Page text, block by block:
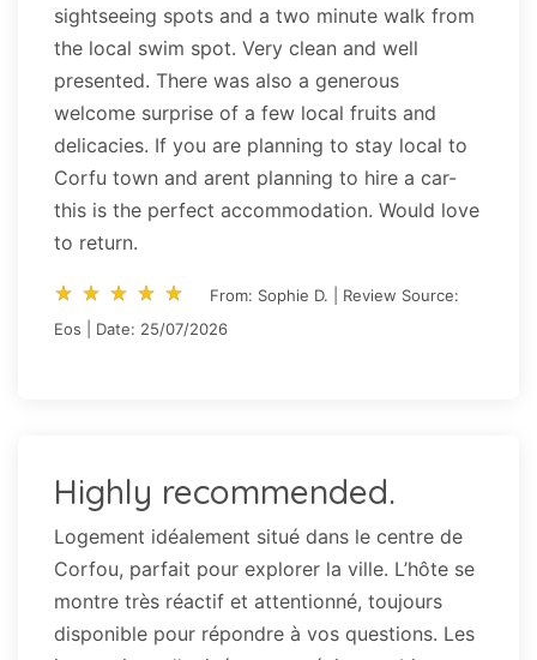
sightseeing spots and a two minute walk from
the local swim spot. Very clean and well
presented. There was also a generous
welcome surprise of a few local fruits and
delicacies. If you are planning to stay local to
Corfu town and arent planning to hire a car-
this is the perfect accommodation. Would love
to return.
star_rate star_rate star_rate star_rate star_rate
star_rate star_rate star_rate star_rate star_rate
From: Sophie D. | Review Source:
Eos | Date: 25/07/2026
Highly recommended.
Logement idéalement situé dans le centre de
Corfou, parfait pour explorer la ville. L’hôte se
montre très réactif et attentionné, toujours
disponible pour répondre à vos questions. Les